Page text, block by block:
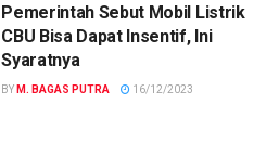
Pemerintah Sebut Mobil Listrik
CBU Bisa Dapat Insentif, Ini
Syaratnya
BY M. BAGAS PUTRA 16/12/2023